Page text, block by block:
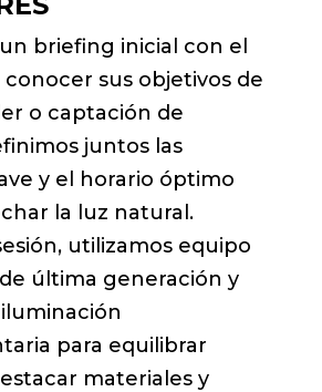
briefing inicial con el
sus objetivos de
o captación de
juntos las
y el horario óptimo
la luz natural.
utilizamos equipo
última generación y
para equilibrar
materiales y